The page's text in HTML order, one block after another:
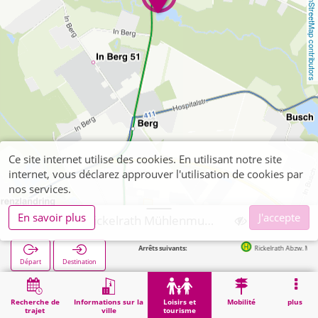
OpenStreetMap contributors
Recherche de
trajet
Informations sur la
ville
Loisirs et
tourisme
Mobilité plus
Départ Destination
Arrêts suivants: Rickelrath Abzw. Molzmühle
Démarrage Loisirs et tourisme Wegberg, Rickelrath Mühlenmuseum Schrofmühle
Ce site internet utilise des cookies. En utilisant notre site
internet, vous déclarez approuver l'utilisation de cookies par
nos services.
En savoir plus
J'accepte